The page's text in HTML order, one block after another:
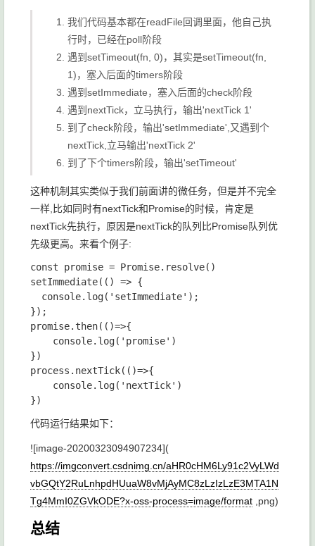
我们代码基本都在readFile回调里面，他自己执
行时，已经在poll阶段
遇到 setTimeout(fn, 0)，其实是setTimeout(fn,
1)，塞入后面的timers阶段
遇到 setImmediate，塞入后面的check阶段
遇到 nextTick，立马执行，输出'nextTick 1'
到了check阶段，输出'setImmediate',又遇到个
nextTick ,立马输出'nextTick 2'
到了下个timers阶段，输出'setTimeout'
这种机制其实类似于我们前面讲的微任务，但是并不完全
一样,比如同时有nextTick和Promise的时候，肯定是
nextTick先执行，原因是nextTick的队列比Promise队列优
先级更高。来看个例子:
const promise = Promise.resolve()
setImmediate(() => {
  console.log('setImmediate');
});
promise.then(()=>{
    console.log('promise')
})
process.nextTick(()=>{
    console.log('nextTick')
代码运行结果如下：
![image-20200323094907234](
https://imgconvert.csdnimg.cn/aHR0cHM6Ly91c2VyLWd
vbGQtY2RuLnhpdHUuaW8vMjAyMC8zLzIzLzE3MTA1N
Tg4MmI0ZGVkODE?x-oss-process=image/format ,png)
总结